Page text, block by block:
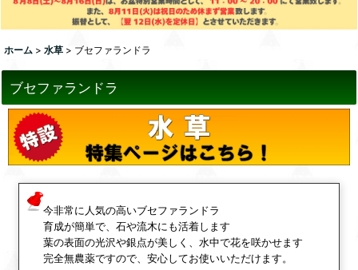
ホーム > 水草 > ブセファランドラ
ブセファランドラ
今非常に人気の高いブセファランドラ
育成が簡単で、石や流木にも活着します
葉の表面の光沢や銀点が美しく、水中で花を咲かせます
完全無農薬ですので、安心してお使いいただけます。